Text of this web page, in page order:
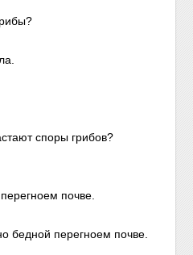
споры грибов?
почве.
бедной перегноем почве.